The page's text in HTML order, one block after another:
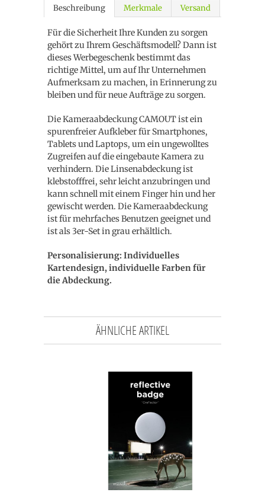
Beschreibung Merkmale Versand
Für die Sicherheit Ihre Kunden zu sorgen
gehört zu Ihrem Geschäftsmodell? Dann ist
dieses Werbegeschenk bestimmt das
richtige Mittel, um auf Ihr Unternehmen
Aufmerksam zu machen, in Erinnerung zu
bleiben und für neue Aufträge zu sorgen.
Die Kameraabdeckung CAMOUT ist ein
spurenfreier Aufkleber für Smartphones,
Tablets und Laptops, um ein ungewolltes
Zugreifen auf die eingebaute Kamera zu
verhindern. Die Linsenabdeckung ist
klebstofffrei, sehr leicht anzubringen und
kann schnell mit einem Finger hin und her
gewischt werden. Die Kameraabdeckung
ist für mehrfaches Benutzen geeignet und
ist als 3er-Set in grau erhältlich.
Personalisierung: Individuelles
Kartendesign, individuelle Farben für
die Abdeckung.
ÄHNLICHE ARTIKEL